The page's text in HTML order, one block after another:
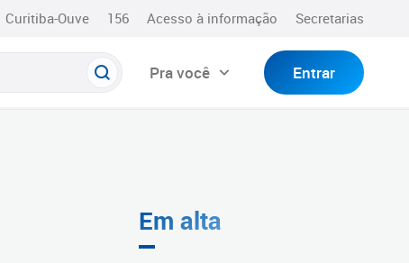
Curitiba-Ouve 156 Acesso à informação Secretarias
Pra você Entrar
Em alta